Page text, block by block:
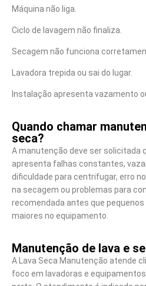
Máquina não liga.
Ciclo de lavagem não finaliza.
Secagem não funciona
Lavadora trepida ou sai do lugar.
Instalação apresenta vazamento
Quando chamar
seca?
A manutenção deve ser solicitada
apresenta falhas constantes,
dificuldade para centrifugar, erro
na secagem ou problemas para
recomendada antes que
maiores no equipamento.
Manutenção de lava e
A Lava Seca Manutenção atende
foco em lavadoras e